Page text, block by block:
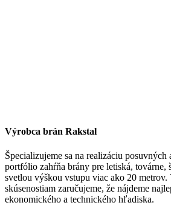
Výrobca brán Rakstal
Špecializujeme sa na realizáciu
portfólio zahŕňa brány pre letiská, továrne,
svetlou výškou vstupu viac ako 20
skúsenostiam zaručujeme, že nájdeme
ekonomického a technického hľadiska.